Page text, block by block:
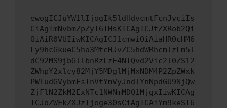
ewogICJuYW1lIjogIk5ldHdvcmtFcnJvciIs
CiAgImNvbmZpZyI6IHsKICAgICJtZXRob2Qi
OiAiR0VUIiwKICAgICJ1cmwiOiAiaHR0cHM6
Ly9hcGkueC5ha3MtcHJvZC5hdWRhcmlzLm5l
dC92MS9jbGllbnRzLzE4NTQvd2Vic2l0ZS12
ZWhpY2xlcy82MjY5MDglMjMxNDM4P2ZpZWxk
PWludGVybmFsTnVtYmVyJndlYnNpdGU9NjQw
ZjFlN2ZkM2ExNTc1NWNmMDQ1MjgxIiwKICAg
ICJoZWFkZXJzIjoge30sCiAgICAiYm9keSI6